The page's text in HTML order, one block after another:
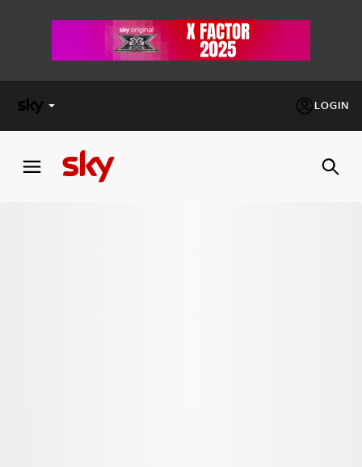
LOGIN
FACTOR